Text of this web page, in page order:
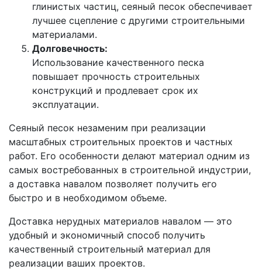
глинистых частиц, сеяный песок обеспечивает
лучшее сцепление с другими строительными
материалами.
Долговечность:
Использование качественного песка
повышает прочность строительных
конструкций и продлевает срок их
эксплуатации.
Сеяный песок незаменим при реализации
масштабных строительных проектов и частных
работ. Его особенности делают материал одним из
самых востребованных в строительной индустрии,
а доставка навалом позволяет получить его
быстро и в необходимом объеме.
Доставка нерудных материалов навалом — это
удобный и экономичный способ получить
качественный строительный материал для
реализации ваших проектов.